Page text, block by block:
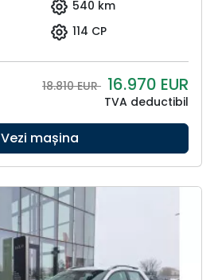
540 km
114 CP
18.810 EUR 16.970 EUR
TVA deductibil
Vezi mașina